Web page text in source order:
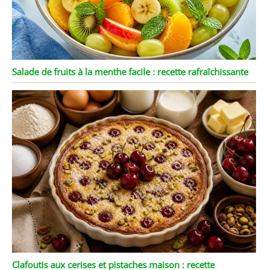
Salade de fruits à la menthe facile : recette rafraîchissante
Clafoutis aux cerises et pistaches maison : recette